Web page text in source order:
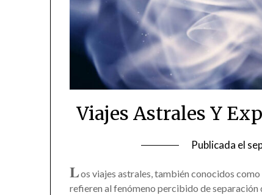
Viajes Astrales Y
Publicada el
Los viajes astrales, también conocidos
refieren al fenómeno percibido de separación